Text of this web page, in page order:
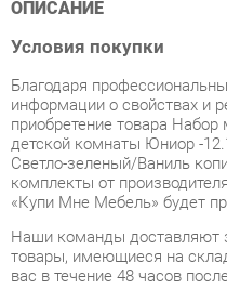
приобретение товара Набор
детской комнаты Юниор -
Светло-зеленый/Ваниль
комплекты от
«Купи Мне Мебель» будет
Наши команды доставляют
товары, имеющиеся на
вас в течение 48 часов
производителей требуют
уточнить все детали -
обратившись к нам через